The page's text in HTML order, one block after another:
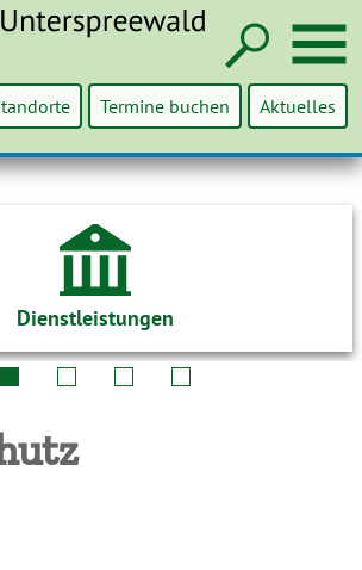
Termine buchen Aktuelles
Dienstleistungen